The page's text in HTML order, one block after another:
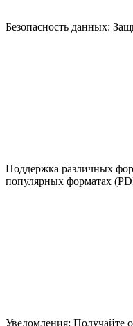
Безопасность данных:
Поддержка различных
популярных форматах
Уведомления: Получайте